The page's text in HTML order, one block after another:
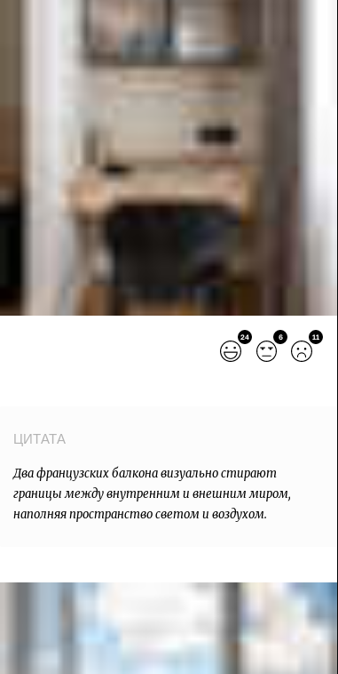
24 6 11
Два французских балкона визуально стирают
границы между внутренним и внешним миром,
наполняя пространство светом и воздухом.